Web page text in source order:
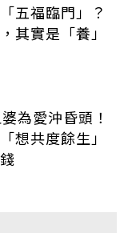
五福臨門」？
其實是「養」
為愛沖昏頭！
想共度餘生」